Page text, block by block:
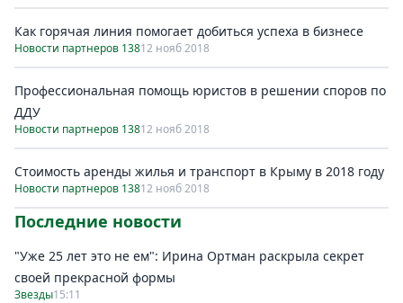
Как горячая линия помогает добиться успеха в бизнесе
Новости партнеров 13812 нояб 2018
Профессиональная помощь юристов в решении споров по
ДДУ
Новости партнеров 13812 нояб 2018
Стоимость аренды жилья и транспорт в Крыму в 2018 году
Новости партнеров 13812 нояб 2018
Последние новости
"Уже 25 лет это не ем": Ирина Ортман раскрыла секрет
своей прекрасной формы
Звезды15:11